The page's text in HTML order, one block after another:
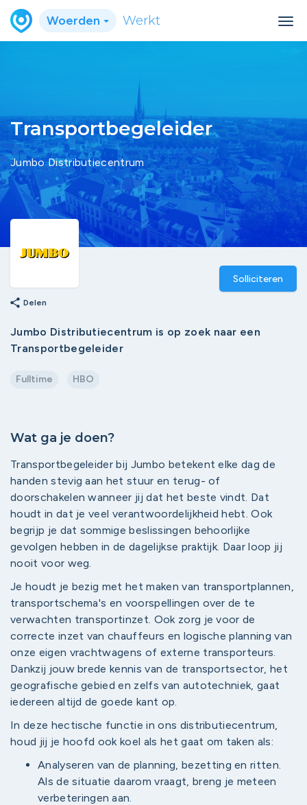
Woerden Werkt
Transportbegeleider
Jumbo Distributiecentrum
Solliciteren
share Delen
Jumbo Distributiecentrum is op zoek naar een
Transportbegeleider
Fulltime HBO
Wat ga je doen?
Transportbegeleider bij Jumbo betekent elke dag de
handen stevig aan het stuur en terug- of
doorschakelen wanneer jij dat het beste vindt. Dat
houdt in dat je veel verantwoordelijkheid hebt. Ook
begrijp je dat sommige beslissingen behoorlijke
gevolgen hebben in de dagelijkse praktijk. Daar loop jij
nooit voor weg.
Je houdt je bezig met het maken van transportplannen,
transportschema's en voorspellingen over de te
verwachten transportinzet. Ook zorg je voor de
correcte inzet van chauffeurs en logische planning van
onze eigen vrachtwagens of externe transporteurs.
Dankzij jouw brede kennis van de transportsector, het
geografische gebied en zelfs van autotechniek, gaat
iedereen altijd de goede kant op.
In deze hectische functie in ons distributiecentrum,
houd jij je hoofd ook koel als het gaat om taken als:
Analyseren van de planning, bezetting en ritten.
Als de situatie daarom vraagt, breng je meteen
verbeteringen aan.